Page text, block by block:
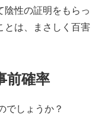
陰性の証明をもらっ
とは、まさしく百害
前確率
でしょうか？